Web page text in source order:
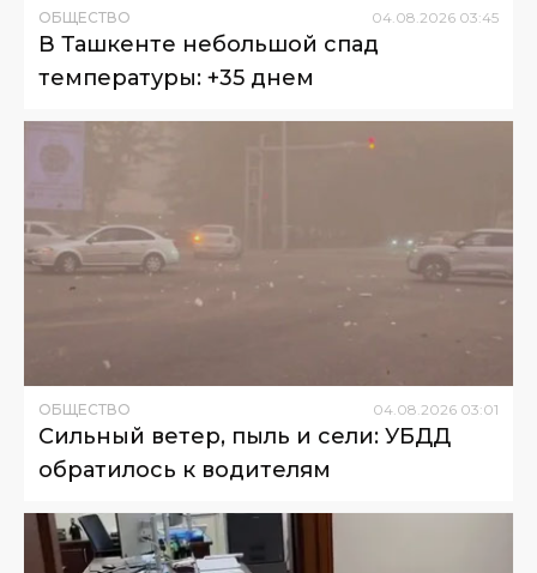
ОБЩЕСТВО 04 08 2026 03:45
В Ташкенте небольшой спад
температуры: +35 днем
ОБЩЕСТВО 04.08.2026 03:01
Сильный ветер, пыль и сели: УБДД
обратилось к водителям